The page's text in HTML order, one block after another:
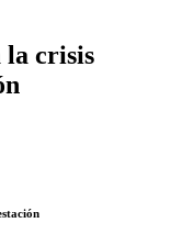
la crisis